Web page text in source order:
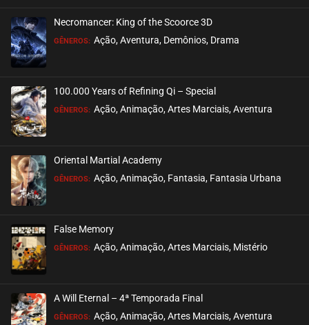
EPISÓDIO 06
agosto 21, 2020
EPISÓDIO 05
agosto 21, 2020
EPISÓDIO 04
agosto 21, 2020
EPISÓDIO 03
agosto 21, 2020
EPISÓDIO 02
agosto 21, 2020
Necromancer: King of the Scoorce 3D
GÊNEROS: Ação, Aventura, Demônios, Drama
100.000 Years of Refining Qi – Special
GÊNEROS: Ação, Animação, Artes Marciais, Aventura
Oriental Martial Academy
GÊNEROS: Ação, Animação, Fantasia, Fantasia Urbana
False Memory
GÊNEROS: Ação, Animação, Artes Marciais, Mistério
A Will Eternal – 4ª Temporada Final
GÊNEROS: Ação, Animação, Artes Marciais, Aventura